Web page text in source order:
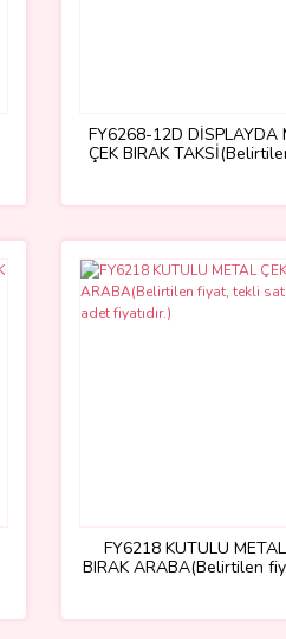
FY6268-12D DİSPLAYDA
ÇEK BIRAK
FY6218 KUTULU
BIRAK ARABA(Belirtilen